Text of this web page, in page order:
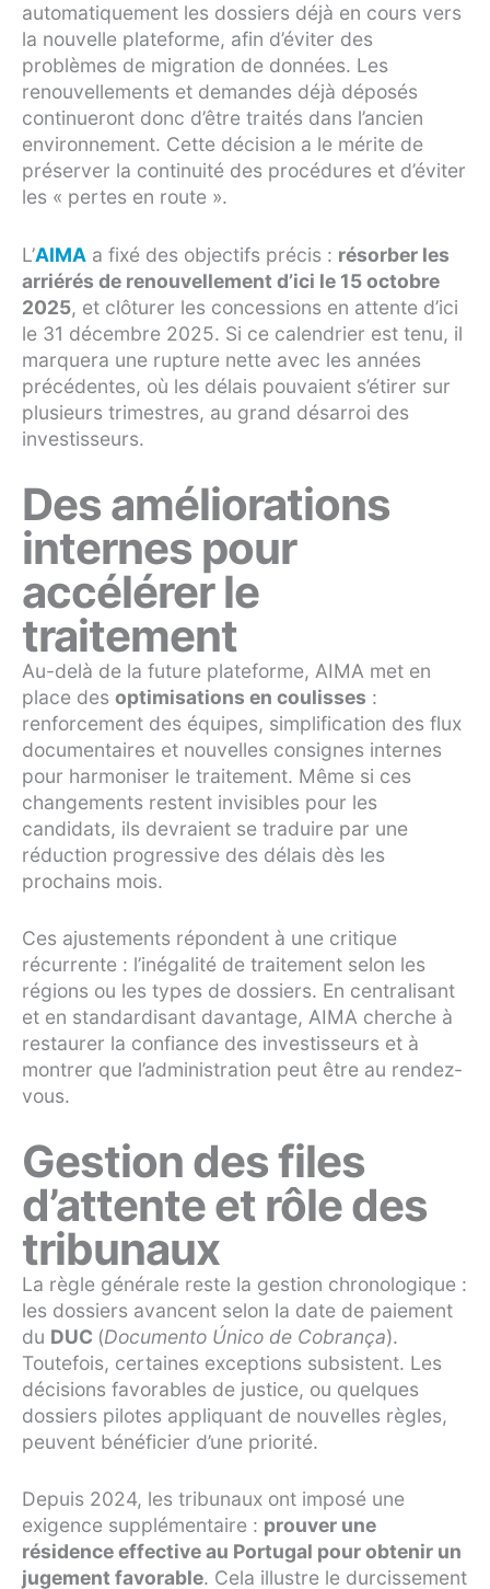
automatiquement les dossiers déjà en cours vers
la nouvelle plateforme, afin d’éviter des
problèmes de migration de données. Les
renouvellements et demandes déjà déposés
continueront donc d’être traités dans l’ancien
environnement. Cette décision a le mérite de
préserver la continuité des procédures et d’éviter
les « pertes en route ».
L’AIMA a fixé des objectifs précis : résorber les
arriérés de renouvellement d’ici le 15 octobre
2025, et clôturer les concessions en attente d’ici
le 31 décembre 2025. Si ce calendrier est tenu, il
marquera une rupture nette avec les années
précédentes, où les délais pouvaient s’étirer sur
plusieurs trimestres, au grand désarroi des
investisseurs.
Des améliorations
internes pour
accélérer le
traitement
Au-delà de la future plateforme, AIMA met en
place des optimisations en coulisses :
renforcement des équipes, simplification des flux
documentaires et nouvelles consignes internes
pour harmoniser le traitement. Même si ces
changements restent invisibles pour les
candidats, ils devraient se traduire par une
réduction progressive des délais dès les
prochains mois.
Ces ajustements répondent à une critique
récurrente : l’inégalité de traitement selon les
régions ou les types de dossiers. En centralisant
et en standardisant davantage, AIMA cherche à
restaurer la confiance des investisseurs et à
montrer que l’administration peut être au rendez-
vous.
Gestion des files
d’attente et rôle des
tribunaux
La règle générale reste la gestion chronologique :
les dossiers avancent selon la date de paiement
du DUC (Documento Único de Cobrança).
Toutefois, certaines exceptions subsistent. Les
décisions favorables de justice, ou quelques
dossiers pilotes appliquant de nouvelles règles,
peuvent bénéficier d’une priorité.
Depuis 2024, les tribunaux ont imposé une
exigence supplémentaire : prouver une
résidence effective au Portugal pour obtenir un
jugement favorable. Cela illustre le durcissement